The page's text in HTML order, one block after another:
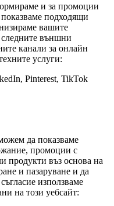
и за промоции
подходящи
вашите
външни
канали за онлайн
услуги:
Pinterest, TikTok
да показваме
промоции с
продукти въз основа на
и пазаруване и да
използваме
на този уебсайт: